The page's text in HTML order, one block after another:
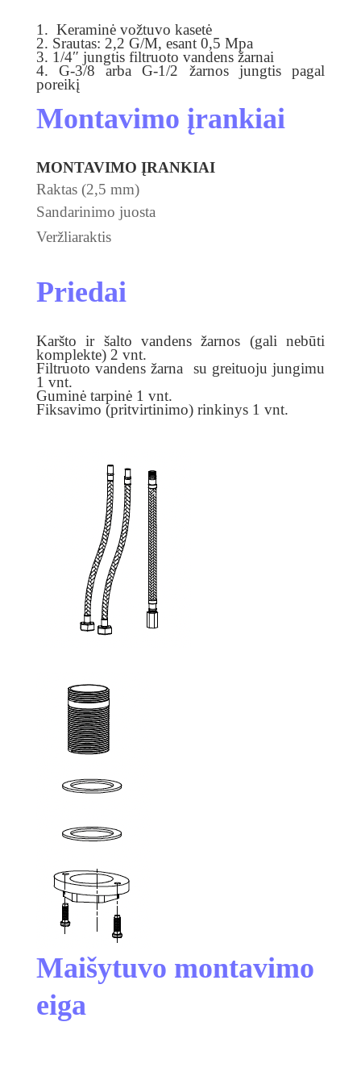
1. Keraminė vožtuvo kasetė
2. Srautas: 2,2 G/M, esant 0,5 Mpa
3. 1/4″ jungtis filtruoto vandens žarnai
4. G-3/8 arba G-1/2 žarnos jungtis pagal
poreikį
Montavimo įrankiai
MONTAVIMO ĮRANKIAI
Raktas (2,5 mm)
Sandarinimo juosta
Veržliaraktis
Priedai
Karšto ir šalto vandens žarnos (gali nebūti
komplekte) 2 vnt.
Filtruoto vandens žarna su greituoju jungimu
1 vnt.
Guminė tarpinė 1 vnt.
Fiksavimo (pritvirtinimo) rinkinys 1 vnt.
Maišytuvo montavimo
eiga